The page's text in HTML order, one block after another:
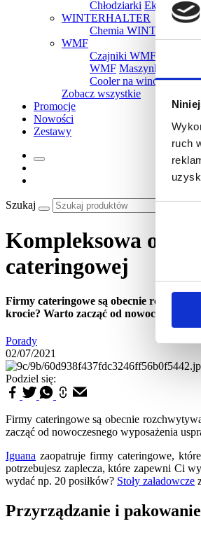
ruch
Chłodziarki Ekspresy
WINTERHALTER
Chemia
WMF
Czajniki WMF
WMF Maszynki do
Cooler na wino WMF
Zobacz wszystkie
Promocje
Nowości
Zestawy
Szukaj
Kompleksowa
cateringowej
Firmy cateringowe są obecnie
krocie? Warto zacząć od nowoczesnego
Porady
02/07/2021
Podziel się:
Firmy cateringowe są obecnie
zacząć od nowoczesnego wyposażenia
Iguana zaopatruje firmy cateringowe,
potrzebujesz zaplecza, które zapewni Ci
wydać np. 20 posiłków? Stoły załadowcze
Przyrządzanie i